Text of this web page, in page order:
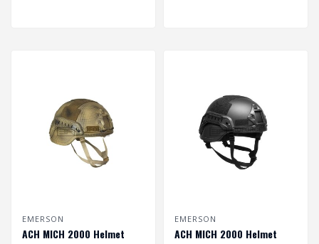
EMERSON
ACH MICH 2000 Helmet
EMERSON
ACH MICH 2000 Helmet